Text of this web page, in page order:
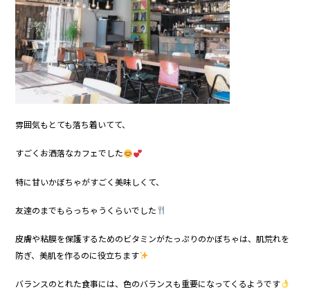
雰囲気もとても落ち着いてて、
すごくお洒落なカフェでした
特に甘いかぼちゃがすごく美味しくて、
友達のまでもらっちゃうくらいでした
皮膚や粘膜を保護するためのビタミンがたっぷりのかぼちゃは、肌荒れを
防ぎ、美肌を作るのに役立ちます
バランスのとれた食事には、色のバランスも重要になってくるようです